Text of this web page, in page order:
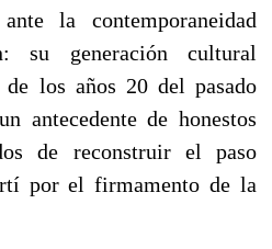
la contemporaneidad
su generación cultural
los años 20 del pasado
antecedente de honestos
de reconstruir el paso
por el firmamento de la